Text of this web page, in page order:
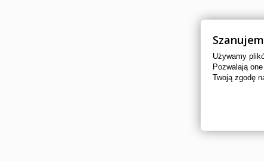
Używamy
Pozwalają
Twoją zgodę